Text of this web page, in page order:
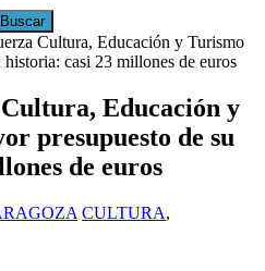
Cultura, Educación y Turismo
casi 23 millones de euros
Educación y
presupuesto de su
de euros
CULTURA,